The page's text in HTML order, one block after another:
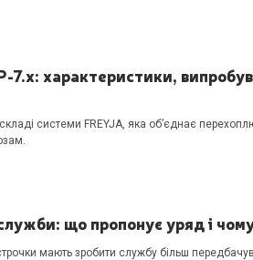
7.x: характеристики,
системи FREYJA, яка об’єднає
що пропонує уряд і
мають зробити службу більш